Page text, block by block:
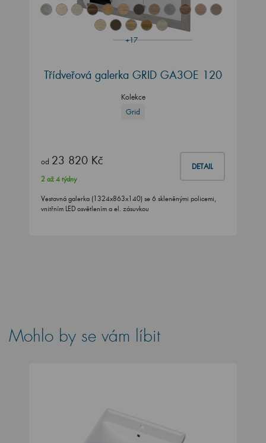
+17
Třídveřová galerka GRID GA3OE 120
Kolekce
Grid
od 23 820 Kč DETAIL
2 až 4 týdny
Vestavná galerka (1324x863x140) se 6 skleněnými policemi,
vnitřním LED osvětlením a el. zásuvkou
Mohlo by se vám líbit